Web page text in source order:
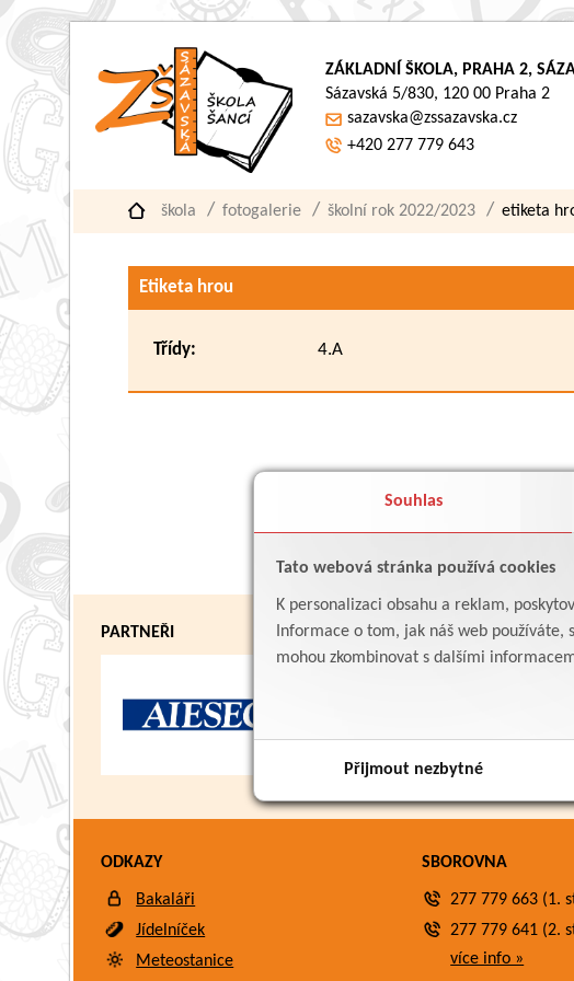
Souhlas
Tato webová stránka používá cookies
K personalizaci obsahu a reklam,
Informace o tom, jak náš web
mohou zkombinovat s dalšími
Přijmout nezbytné
ZÁKLADNÍ ŠKOLA, PRAHA 2,
Sázavská 5/830, 120 00 Praha 2
sazavska@zssazavska.cz
+420 277 779 643
škola fotogalerie školní rok 2022/2023 etiketa
Etiketa hrou
Třídy: 4.A
PARTNEŘI
ODKAZY
Bakaláři
Jídelníček
Meteostanice
SBOROVNA
277 779 663 (1.
277 779 641 (2.
více info »